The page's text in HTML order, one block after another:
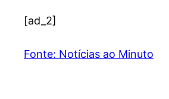
[ad_2]
Fonte: Notícias ao Minuto